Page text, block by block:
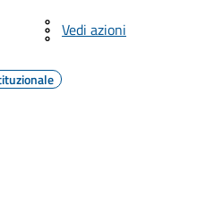
Vedi azioni